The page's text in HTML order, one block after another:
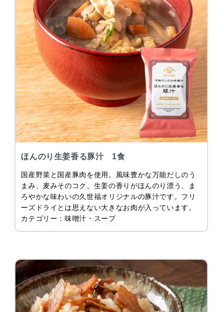
ほんのり生姜香る豚汁 1食
国産野菜と国産豚肉を使用。風味豊かな万能だしのう
まみ、麦みそのコク、生姜の香りがほんのり漂う、ま
ろやかな味わいの久世福オリジナルの豚汁です。フリ
ーズドライとは思えない大きなお肉が入っています。
カテゴリー：味噌汁・スープ